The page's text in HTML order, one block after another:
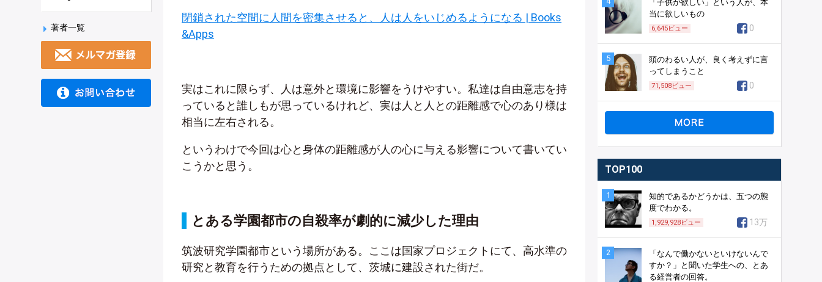
著者一覧
閉鎖された空間に人間を密集させると、人は人をいじめるようになる | Books
&Apps
実はこれに限らず、人は意外と環境に影響をうけやすい。私達は自由意志を持
っていると誰しもが思っているけれど、実は人と人との距離感で心のあり様は
相当に左右される。
というわけで今回は心と身体の距離感が人の心に与える影響について書いてい
こうかと思う。
とある学園都市の自殺率が劇的に減少した理由
筑波研究学園都市という場所がある。ここは国家プロジェクトにて、高水準の
研究と教育を行うための拠点として、茨城に建設された街だ。
「子供が欲しい」という人が、本
当に欲しいもの
6,645ビュー 0
5
頭のわるい人が、良く考えずに言
ってしまうこと
71,508ビュー 0
TOP100
1
知的であるかどうかは、五つの態
度でわかる。
1,929,928ビュー 13万
2
「なんで働かないといけないんで
すか？」と聞いた学生への、とあ
る経営者の回答。